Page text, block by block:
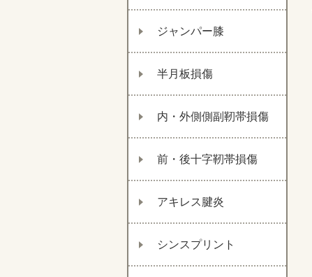
ジャンパー膝
半月板損傷
内・外側側副靭帯損傷
前・後十字靭帯損傷
アキレス腱炎
シンスプリント